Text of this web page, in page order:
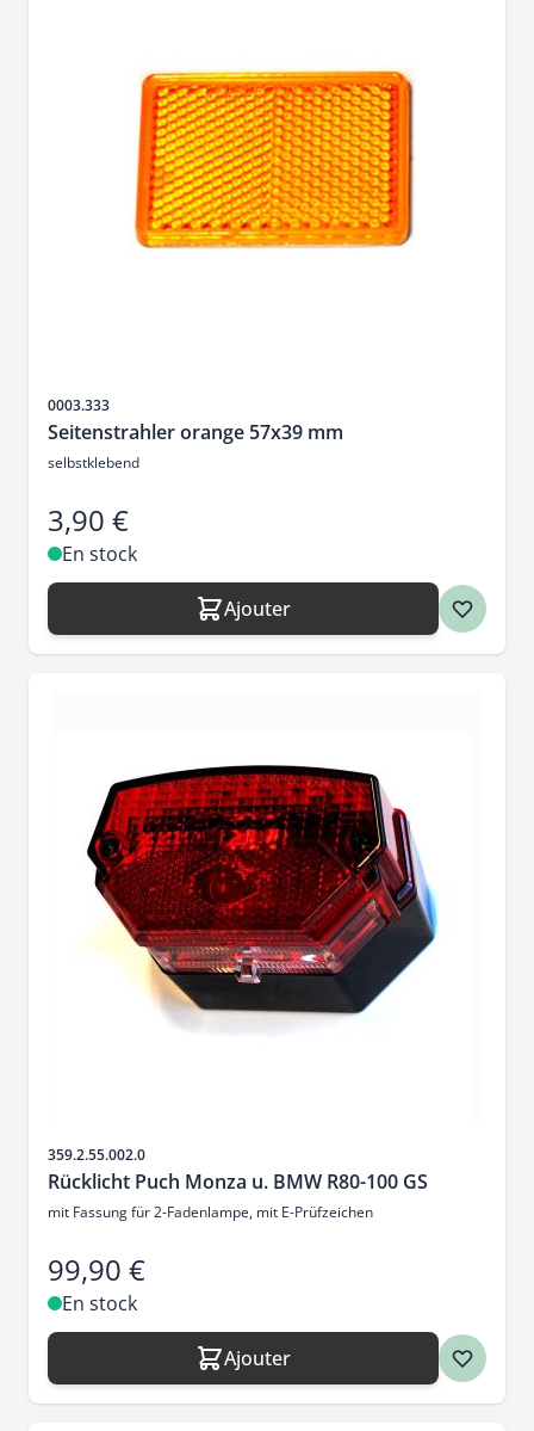
SKU
0003.333
Seitenstrahler orange 57x39 mm
selbstklebend
3,90 €
En stock
Ajouter
SKU
359.2.55.002.0
Rücklicht Puch Monza u. BMW R80-100 GS
mit Fassung für 2-Fadenlampe, mit E-Prüfzeichen
99,90 €
En stock
Ajouter